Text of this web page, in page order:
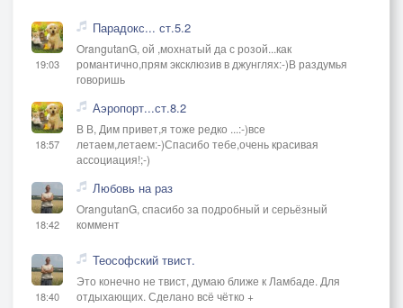
19:03
Парадокс... ст.5.2
OrangutanG, ой ,мохнатый да с розой...как
романтично,прям эксклюзив в джунглях:-)В раздумья
говоришь
18:57
Аэропорт...ст.8.2
В В, Дим привет,я тоже редко ...:-)все
летаем,летаем:-)Спасибо тебе,очень красивая
ассоциация!;-)
18:42
Любовь на раз
OrangutanG, спасибо за подробный и серьёзный
коммент
18:40
Теософский твист.
Это конечно не твист, думаю ближе к Ламбаде. Для
отдыхающих. Сделано всё чётко +